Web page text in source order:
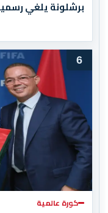
برشلونة يلغي
6
كورة عالمية